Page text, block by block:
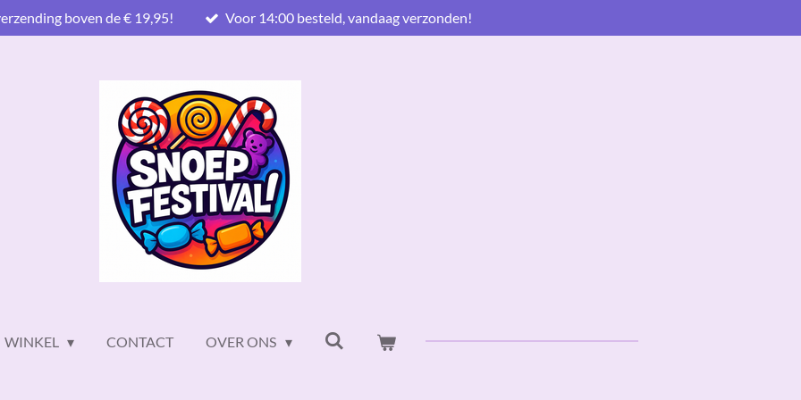
boven de € 19,95! Voor 14:00 besteld, vandaag verzonden!
WINKEL CONTACT OVER ONS